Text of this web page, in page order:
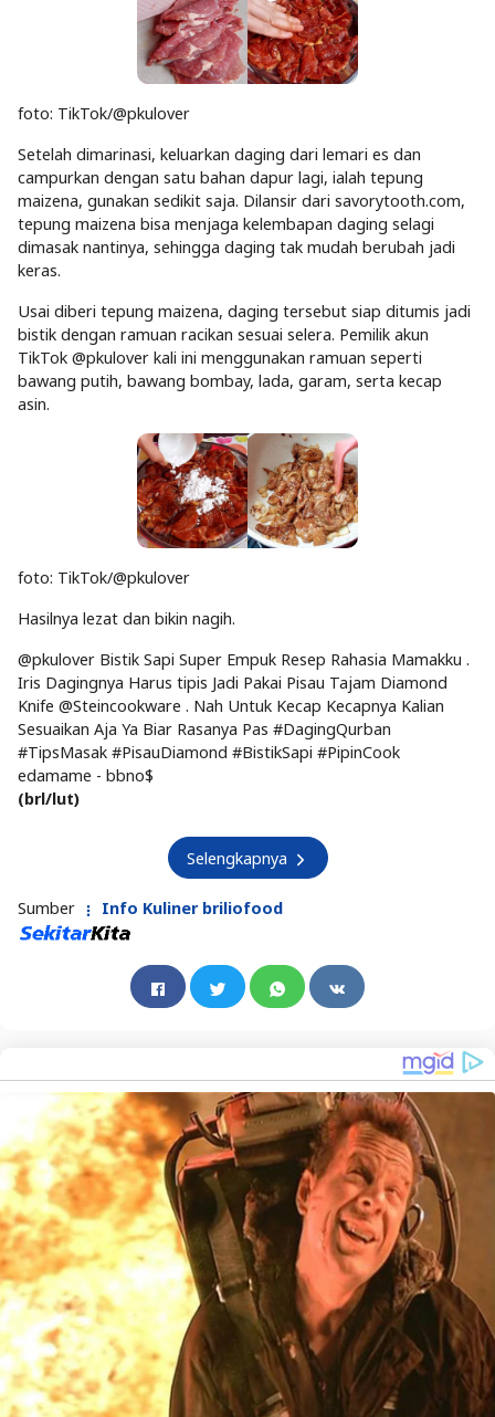
foto: TikTok/@pkulover
Setelah dimarinasi, keluarkan daging dari lemari es dan
campurkan dengan satu bahan dapur lagi, ialah tepung
maizena, gunakan sedikit saja. Dilansir dari savorytooth.com,
tepung maizena bisa menjaga kelembapan daging selagi
dimasak nantinya, sehingga daging tak mudah berubah jadi
keras.
Usai diberi tepung maizena, daging tersebut siap ditumis jadi
bistik dengan ramuan racikan sesuai selera. Pemilik akun
TikTok @pkulover kali ini menggunakan ramuan seperti
bawang putih, bawang bombay, lada, garam, serta kecap
asin.
foto: TikTok/@pkulover
Hasilnya lezat dan bikin nagih.
@pkulover Bistik Sapi Super Empuk Resep Rahasia Mamakku .
Iris Dagingnya Harus tipis Jadi Pakai Pisau Tajam Diamond
Knife @Steincookware . Nah Untuk Kecap Kecapnya Kalian
Sesuaikan Aja Ya Biar Rasanya Pas #DagingQurban
#TipsMasak #PisauDiamond #BistikSapi #PipinCook
edamame - bbno$
(brl/lut)
Selengkapnya
Sumber Info Kuliner briliofood